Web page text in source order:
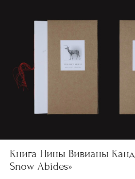
Книга Нины Вивианы
Snow Abides»